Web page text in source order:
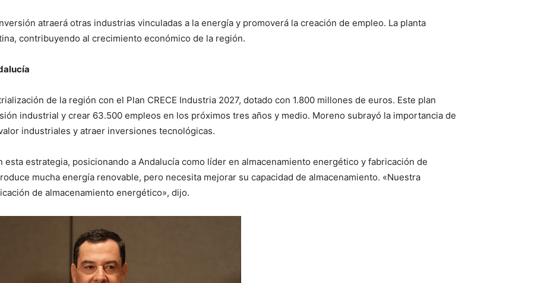
atraerá otras industrias vinculadas a la energía y promoverá la creación de empleo. La planta
contribuyendo al crecimiento económico de la región.
de la región con el Plan CRECE Industria 2027, dotado con 1.800 millones de euros. Este plan
industrial y crear 63.500 empleos en los próximos tres años y medio. Moreno subrayó la importancia de
industriales y atraer inversiones tecnológicas.
esta estrategia, posicionando a Andalucía como líder en almacenamiento energético y fabricación de
mucha energía renovable, pero necesita mejorar su capacidad de almacenamiento. «Nuestra
de almacenamiento energético», dijo.